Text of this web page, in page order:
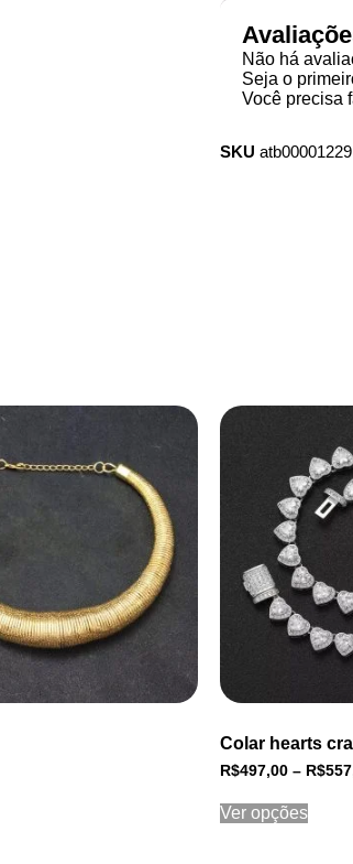
Não há
Seja o
Você precisa
SKU atb00001229
Colar hearts
R$497,00 – R$
Ver opções